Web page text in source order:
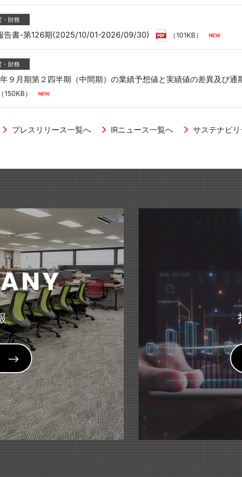
・財務
告書-第126期(2025/10/01-2026/09/30) （101KB）
・財務
９月期第２四半期（中間期）の業績予想値と実績値の差異及び通
（150KB）
サービス その他
お知らせ
ービス 家具
（メリオ）＞ソファーシリーズ』 リニューアル
やかな囲みで生まれる、心地よい空間。～
サービス 家具
ンダードデスク&テーブル＜Branato（ブラナート）＞』 新発売
に合わせて選べる多彩なラインアップ～
ービス 文具
（スマフィ）＞ フレームホルダー』 新発売
様が描いた作品や賞状を飾りながら収納できるケース～
券報告書
９月期第２四半期（中間期）の業績予想値と実績値の差異及び通
150KB）
短信
9月期 第2四半期（中間期）決算短信〔日本基準〕(連結) （
時開示
産の譲渡および特別利益の計上に関するお知らせ （135KB）
団法人「日本補助犬協会」への支援について
団法人「日本盲導犬協会」への支援について
祉法人「日本聴導犬協会」への支援について
文具
オ 文具
ジオ「Ｓｋｙ presents 藤原竜也のラジオ」にて『はにさっくポー
書籍 文具
GetNavi」にて『小型文具シリーズ＜pimmy（ピミー）＞小型ステ
・書籍 文具
モノ・マガジン」にて『はにさっくポーチ』が紹介されました。
プレスリリース一覧へ IRニュース一覧へ サステナビ